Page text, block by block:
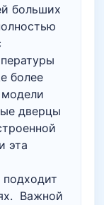
больших
более
модели
дверцы
эта
Важной